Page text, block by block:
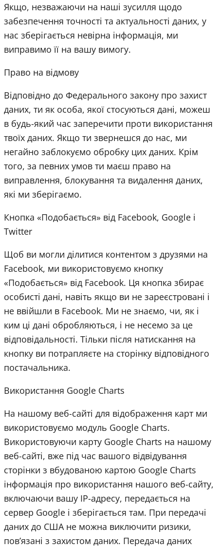
Якщо, незважаючи на наші зусилля щодо
забезпечення точності та актуальності даних, у
нас зберігається невірна інформація, ми
виправимо її на вашу вимогу.
Право на відмову
Відповідно до Федерального закону про захист
даних, ти як особа, якої стосуються дані, можеш
в будь-який час заперечити проти використання
твоїх даних. Якщо ти звернешся до нас, ми
негайно заблокуємо обробку цих даних. Крім
того, за певних умов ти маєш право на
виправлення, блокування та видалення даних,
які ми зберігаємо.
Кнопка «Подобається» від Facebook, Google і
Twitter
Щоб ви могли ділитися контентом з друзями на
Facebook, ми використовуємо кнопку
«Подобається» від Facebook. Ця кнопка збирає
особисті дані, навіть якщо ви не зареєстровані і
не ввійшли в Facebook. Ми не знаємо, чи, як і
ким ці дані обробляються, і не несемо за це
відповідальності. Тільки після натискання на
кнопку ви потрапляєте на сторінку відповідного
постачальника.
Використання Google Charts
На нашому веб-сайті для відображення карт ми
використовуємо модуль Google Charts.
Використовуючи карту Google Charts на нашому
веб-сайті, вже під час вашого відвідування
сторінки з вбудованою картою Google Charts
інформація про використання нашого веб-сайту,
включаючи вашу IP-адресу, передається на
сервер Google і зберігається там. При передачі
даних до США не можна виключити ризики,
пов’язані з захистом даних. Передача даних